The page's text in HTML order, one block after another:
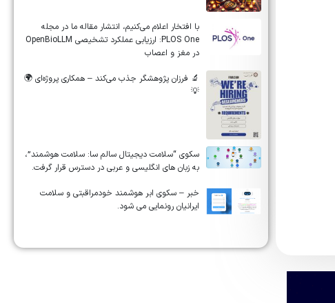
‏‏‏با افتخار اعلام می‌کنیم، انتشار مقاله ما در مجله
‎PLOS One‎: ارزیابی عملکرد تشخیصی ‎OpenBioLLM‎
در مغز و اعصاب
🔬 فرزان پژوهشگر جذب می‌کند – همکاری پروژه‌ای 🌍
💡
سکوی “سلامت دیجیتال سالم سا: سلامت هوشمند”،
به زبان های انگلیسی و عربی در دسترس قرار گرفت.
خبر – سکوی ابر هوشمند خودمراقبتی و سلامت
ایرانیان رونمایی می شود.